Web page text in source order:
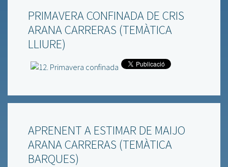
PRIMAVERA CONFINADA DE CRIS
ARANA CARRERAS (TEMÀTICA
LLIURE)
APRENENT A ESTIMAR DE MAIJO
ARANA CARRERAS (TEMÀTICA
BARQUES)